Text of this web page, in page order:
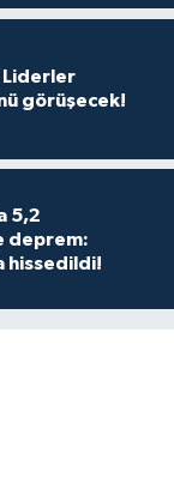
Liderler
görüşecek!
5,2
deprem:
hissedildi!